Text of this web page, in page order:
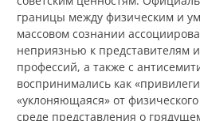
границы между физическим и
массовом сознании
неприязнью к представителям
профессий, а также с
воспринимались как
«уклоняющаяся» от
среде представления о